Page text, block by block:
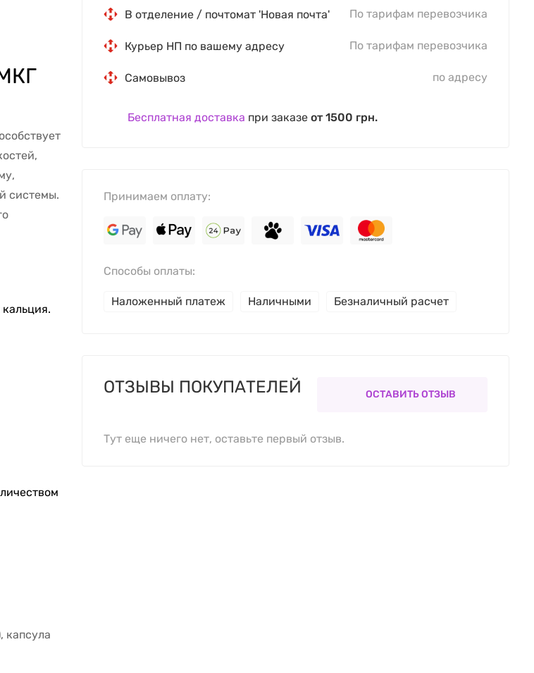
системы.
капсула
В отделение / почтомат 'Новая почта' По тарифам перевозчика
Курьер НП по вашему адресу По тарифам перевозчика
Самовывоз по адресу
Бесплатная доставка при заказе от 1500 грн.
Принимаем оплату:
Способы оплаты:
Наложенный платеж Наличными Безналичный расчет
ОТЗЫВЫ ПОКУПАТЕЛЕЙ ОСТАВИТЬ ОТЗЫВ
Тут еще ничего нет, оставьте первый отзыв.